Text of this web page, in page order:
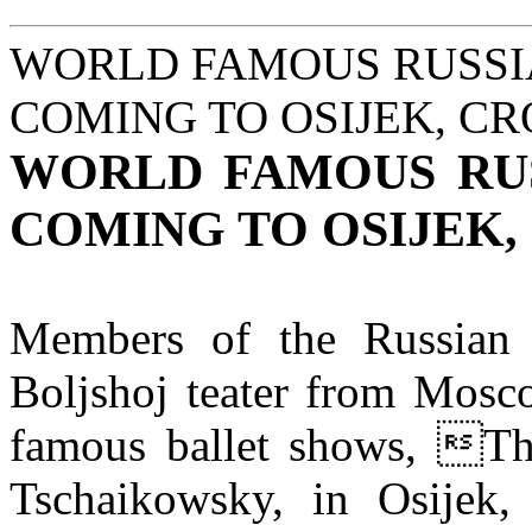
WORLD FAMOUS
COMING TO OSIJEK,
WORLD FAMOUS
COMING TO
Members of the
Boljshoj teater from
famous ballet shows,
Tschaikowsky, in